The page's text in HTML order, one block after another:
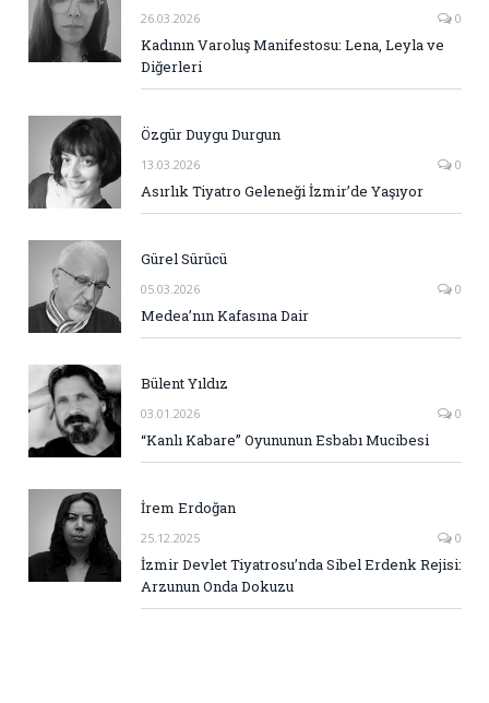
26.03.2026 0
Kadının Varoluş Manifestosu: Lena, Leyla ve
Diğerleri
Özgür Duygu Durgun
13.03.2026 0
Asırlık Tiyatro Geleneği İzmir’de Yaşıyor
Gürel Sürücü
05.03.2026 0
Medea’nın Kafasına Dair
Bülent Yıldız
03.01.2026 0
“Kanlı Kabare” Oyununun Esbabı Mucibesi
İrem Erdoğan
25.12.2025 0
İzmir Devlet Tiyatrosu’nda Sibel Erdenk Rejisi:
Arzunun Onda Dokuzu